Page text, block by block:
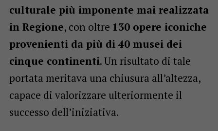
culturale più imponente mai realizzata
in Regione, con oltre 130 opere iconiche
provenienti da più di 40 musei dei
cinque continenti. Un risultato di tale
portata meritava una chiusura all’altezza,
capace di valorizzare ulteriormente il
successo dell’iniziativa.